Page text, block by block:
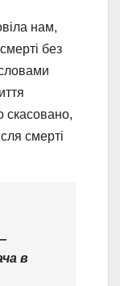
нам,
без
скасовано,
смерті
в